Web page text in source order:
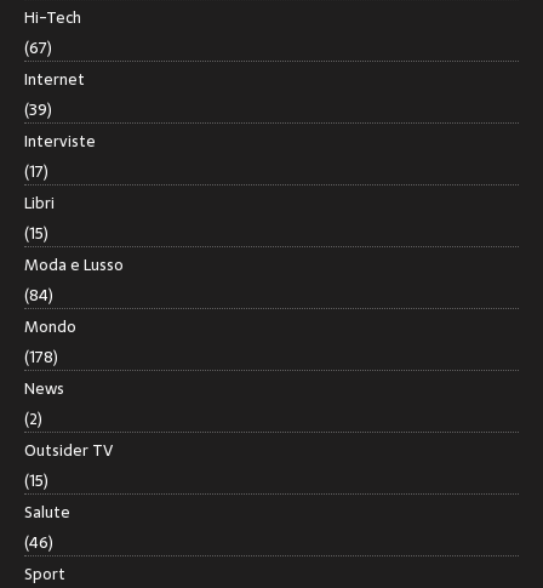
Hi-Tech
(67)
Internet
(39)
Interviste
(17)
Libri
(15)
Moda e Lusso
(84)
Mondo
(178)
News
(2)
Outsider TV
(15)
Salute
(46)
Sport